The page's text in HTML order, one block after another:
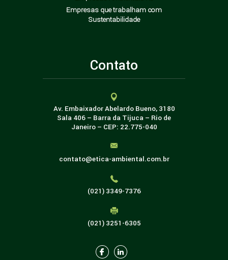
Empresas que trabalham com
Sustentabilidade
Contato
Av. Embaixador Abelardo Bueno, 3180
Sala 406 – Barra da Tijuca – Rio de
Janeiro – CEP: 22.775-040
contato@etica-ambiental.com.br
(021) 3349-7376
(021) 3251-6305